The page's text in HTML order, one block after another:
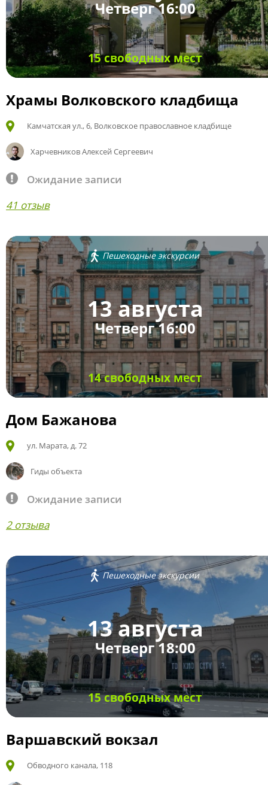
Четверг 16:00
15 свободных мест
Храмы Волковского кладбища
Камчатская ул., 6, Волковское православное кладбище
Харчевников Алексей Сергеевич
Ожидание записи
41 отзыв
Пешеходные экскурсии
13 августа
Четверг 16:00
14 свободных мест
Дом Бажанова
ул. Марата, д. 72
Гиды объекта
Ожидание записи
2 отзыва
Пешеходные экскурсии
13 августа
Четверг 18:00
15 свободных мест
Варшавский вокзал
Обводного канала, 118